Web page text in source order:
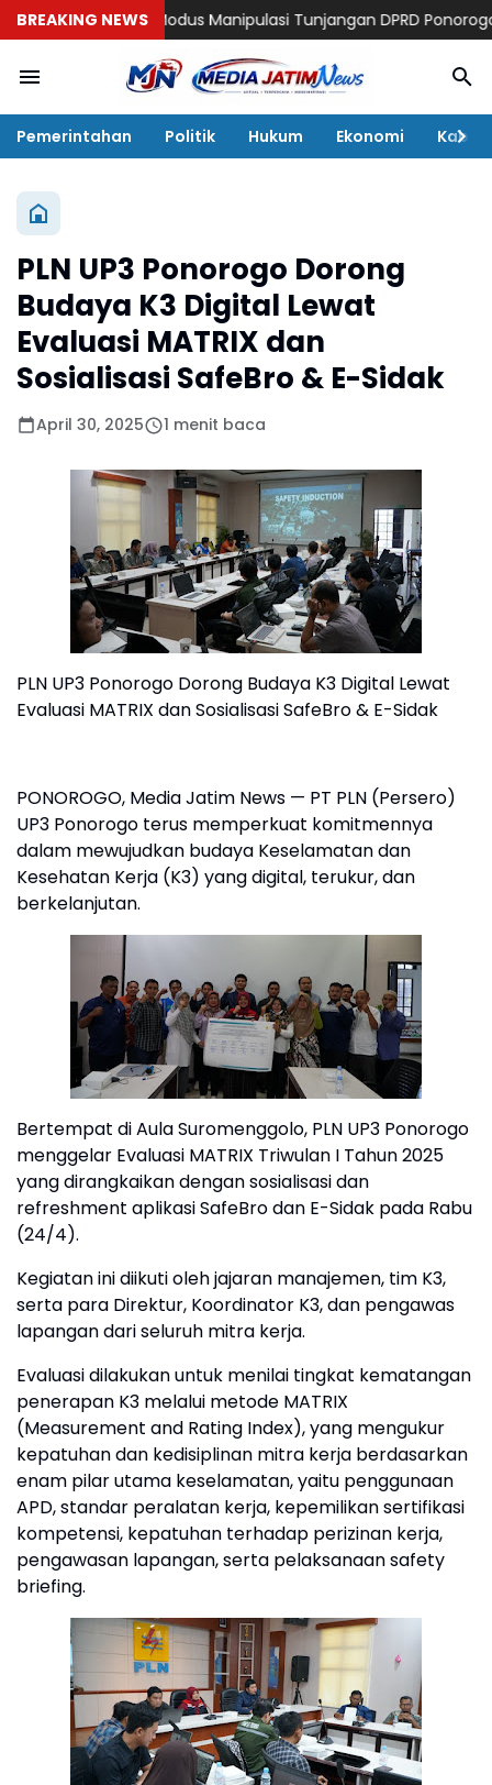
BREAKING NEWSModus Manipulasi Tunjangan DPRD Ponorogo
Pemerintahan Politik Hukum Ekonomi Kabar
PLN UP3 Ponorogo Dorong
Budaya K3 Digital Lewat
Evaluasi MATRIX dan
Sosialisasi SafeBro & E-Sidak
April 30, 2025 1 menit baca
PLN UP3 Ponorogo Dorong Budaya K3 Digital Lewat
Evaluasi MATRIX dan Sosialisasi SafeBro & E-Sidak
PONOROGO, Media Jatim News — PT PLN (Persero)
UP3 Ponorogo terus memperkuat komitmennya
dalam mewujudkan budaya Keselamatan dan
Kesehatan Kerja (K3) yang digital, terukur, dan
berkelanjutan.
Bertempat di Aula Suromenggolo, PLN UP3 Ponorogo
menggelar Evaluasi MATRIX Triwulan I Tahun 2025
yang dirangkaikan dengan sosialisasi dan
refreshment aplikasi SafeBro dan E-Sidak pada Rabu
(24/4).
Kegiatan ini diikuti oleh jajaran manajemen, tim K3,
serta para Direktur, Koordinator K3, dan pengawas
lapangan dari seluruh mitra kerja.
Evaluasi dilakukan untuk menilai tingkat kematangan
penerapan K3 melalui metode MATRIX
(Measurement and Rating Index), yang mengukur
kepatuhan dan kedisiplinan mitra kerja berdasarkan
enam pilar utama keselamatan, yaitu penggunaan
APD, standar peralatan kerja, kepemilikan sertifikasi
kompetensi, kepatuhan terhadap perizinan kerja,
pengawasan lapangan, serta pelaksanaan safety
briefing.